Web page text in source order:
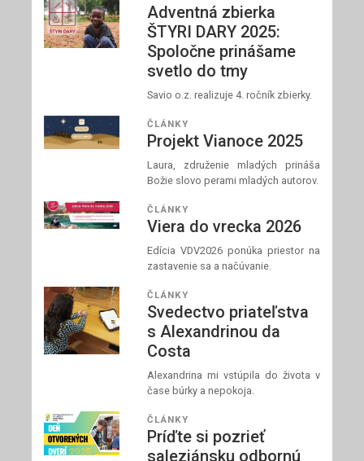
Adventná zbierka
ŠTYRI DARY 2025:
Spoločne prinášame
svetlo do tmy
Savio o.z. realizuje 4. ročník zbierky.
ČLÁNKY
Projekt Vianoce 2025
Laura, združenie mladých prináša
Božie slovo perami mladých autorov.
ČLÁNKY
Viera do vrecka 2026
Edícia VDV2026 ponúka priestor na
zastavenie sa a načúvanie.
ČLÁNKY
Svedectvo priateľstva
s Alexandrinou da
Costa
Alexandrina mi vstúpila do života v
čase búrky a nepokoja.
ČLÁNKY
Príďte si pozrieť
saleziánsku odbornú